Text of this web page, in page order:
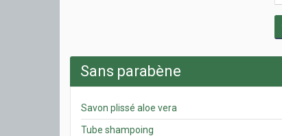
Sans parabène
Savon plissé aloe vera
Tube shampoing